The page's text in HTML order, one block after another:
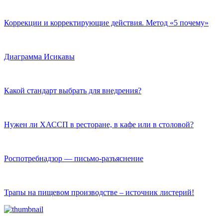
Коррекции и корректирующие действия. Метод «5 почему»
Диаграмма Исикавы
Какой стандарт выбрать для внедрения?
Нужен ли ХАССП в ресторане, в кафе или в столовой?
Роспотребнадзор — письмо-разъяснение
Трапы на пищевом производстве – источник листерий!